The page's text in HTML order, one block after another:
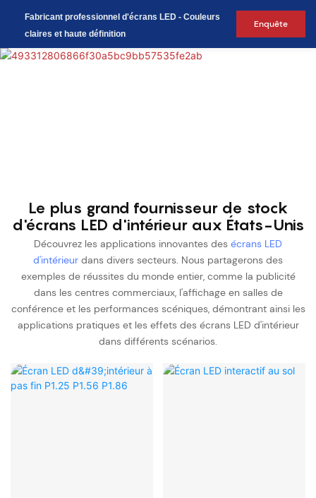
Fabricant professionnel d'écrans LED - Couleurs
claires et haute définition
Enquête
Le plus grand fournisseur de stock
d'écrans LED d'intérieur aux États-Unis
Découvrez les applications innovantes des écrans LED
d'intérieur dans divers secteurs. Nous partagerons des
exemples de réussites du monde entier, comme la publicité
dans les centres commerciaux, l'affichage en salles de
conférence et les performances scéniques, démontrant ainsi les
applications pratiques et les effets des écrans LED d'intérieur
dans différents scénarios.